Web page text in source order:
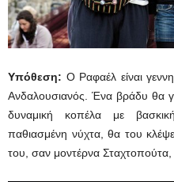
Υπόθεση: Ο Ραφαέλ είναι
Ανδαλουσιανός. Ένα βράδυ θα
δυναμική κοπέλα με
παθιασμένη νύχτα, θα του
του, σαν μοντέρνα Σταχτοπούτα,